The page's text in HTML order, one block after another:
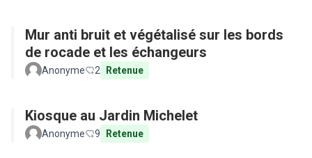
Mur anti bruit et végétalisé sur les bords
de rocade et les échangeurs
Anonyme 2 Retenue
Kiosque au Jardin Michelet
Anonyme 9 Retenue